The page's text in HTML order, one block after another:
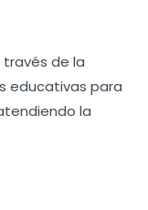
través de la
educativas para
la